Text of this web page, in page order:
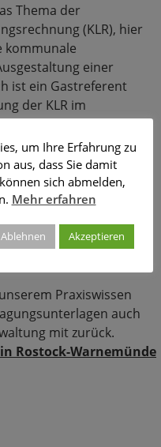
Thema der
(KLR), hier
kommunale
einer
ist ein Gastreferent
der KLR im
wird.
Am Donnerstag, den
Abendveranstaltung mit
des 04. Mai 2018
geboten, in
oder die
inhaltlich mit uns
Praxiswissen
auch
mit zurück.
Rostock-Warnemünde
um Ihre Erfahrung zu
aus, dass Sie damit
sich abmelden,
Mehr erfahren
Ablehnen Akzeptieren